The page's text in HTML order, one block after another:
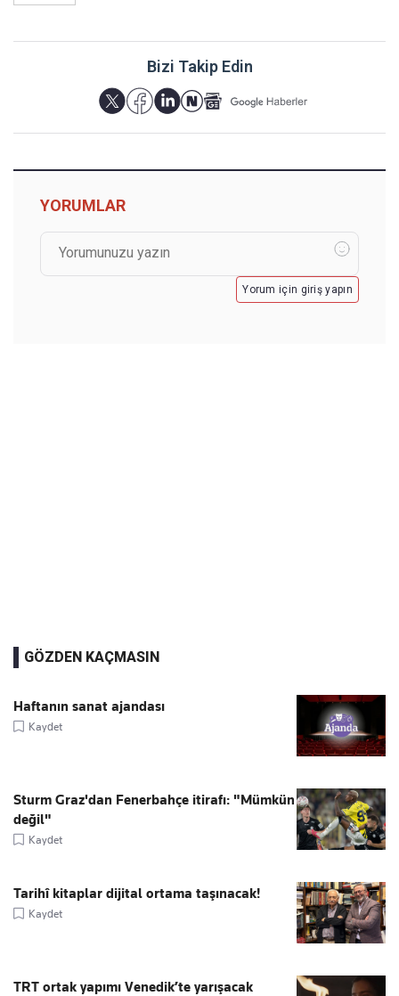
Bizi Takip Edin
YORUMLAR
Yorum için giriş yapın
GÖZDEN KAÇMASIN
Haftanın sanat ajandası
Kaydet
Sturm Graz'dan Fenerbahçe itirafı: "Mümkün
değil"
Kaydet
Tarihî kitaplar dijital ortama taşınacak!
Kaydet
TRT ortak yapımı Venedik’te yarışacak